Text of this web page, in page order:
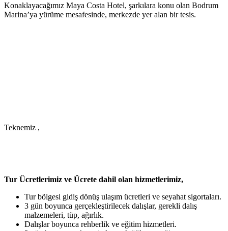
Konaklayacağımız Maya Costa Hotel, şarkılara konu olan Bodrum
Marina’ya yürüme mesafesinde, merkezde yer alan bir tesis.
Teknemiz ,
Tur Ücretlerimiz ve Ücrete dahil olan hizmetlerimiz,
Tur bölgesi gidiş dönüş ulaşım ücretleri ve seyahat sigortaları.
3 gün boyunca gerçekleştirilecek dalışlar, gerekli dalış
malzemeleri, tüp, ağırlık.
Dalışlar boyunca rehberlik ve eğitim hizmetleri.